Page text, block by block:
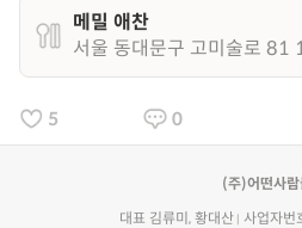
메밀 애찬
서울 동대문구 고미술로 81
5 0
(주)어떤사
대표 김류미, 황대산
사업자